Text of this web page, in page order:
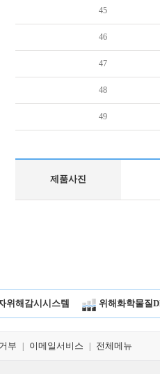
45
46
47
48
49
제품사진
위해감시시스템 위해화학물질
부 이메일서비스 전체메뉴